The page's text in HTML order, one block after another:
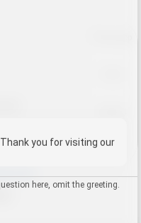
ックリサイクル機
Chat
if you need any help.